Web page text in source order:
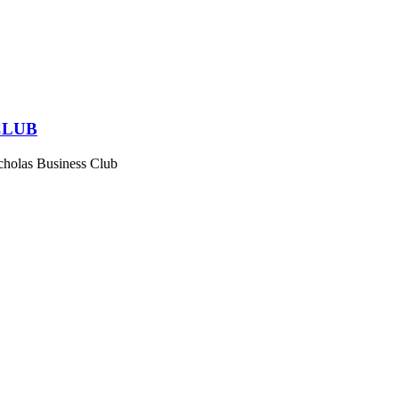
Business Club